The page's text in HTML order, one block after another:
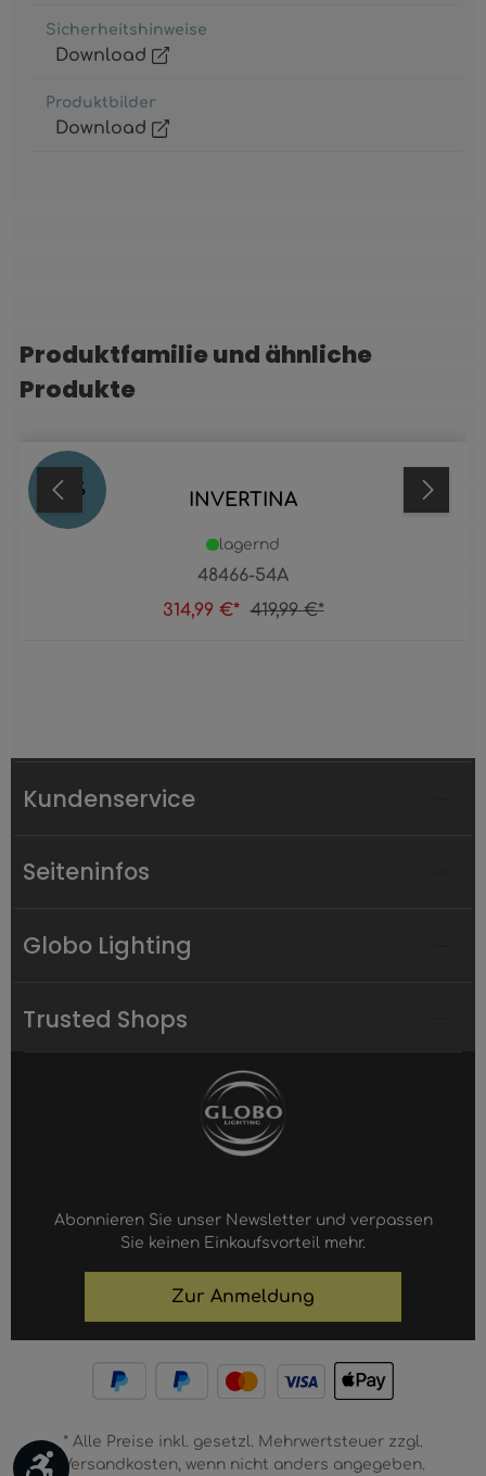
Sicherheitshinweise
Download
Produktbilder
Download
Produktgalerie überspringen
Produktfamilie und ähnliche
Produkte
25 % INVERTINA
48466-54A
lagernd
314,99 €* 419,99 €*
Kundenservice
Seiteninfos
Globo Lighting
Trusted Shops
Abonnieren Sie unser Newsletter und verpassen
Sie keinen Einkaufsvorteil mehr.
Zur Anmeldung
* Alle Preise inkl. gesetzl. Mehrwertsteuer zzgl.
Versandkosten, wenn nicht anders angegeben.
Werkzeugleiste anzeigen